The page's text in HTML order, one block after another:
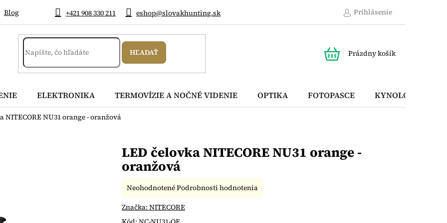
+421 908 330 211 eshop@slovakhunting.sk
Blog Prihlásenie
HĽADAŤ
KOŠÍK
Prázdny košík
ELEKTRONIKA TERMOVÍZIE A NOČNÉ VIDENIE OPTIKA FOTOPASCE KYNOLOGICKÉ
NITECORE NU31 orange - oranžová
LED čelovka NITECORE NU31 orange -
oranžová
Priemerné
produktu
NeohodnotenéPodrobnosti hodnotenia
Značka: NITECORE